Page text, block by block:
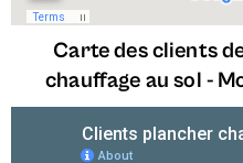
Carte des clients
chauffage au sol -